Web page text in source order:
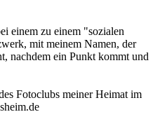
einem zu einem "sozialen
mit meinem Namen, der
nachdem ein Punkt kommt und
Fotoclubs meiner Heimat im